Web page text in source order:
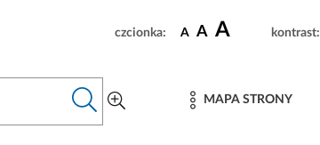
czcionka: A A A kontrast:
MAPA STRONY